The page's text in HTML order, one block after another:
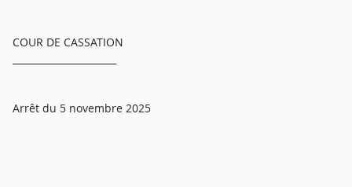
COUR DE CASSATION
Arrêt du 5 novembre 2025